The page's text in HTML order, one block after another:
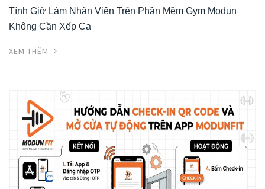
Tính Giờ Làm Nhân Viên Trên Phần Mềm Gym Modun
Không Cần Xếp Ca
XEM THÊM